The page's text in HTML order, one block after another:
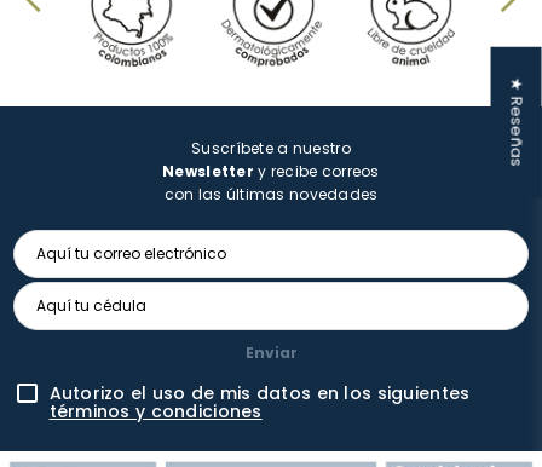
Suscríbete a nuestro
Newsletter y recibe correos
con las últimas novedades
Enviar
Autorizo el uso de mis datos en los siguientes
términos y condiciones
★ Reseñas